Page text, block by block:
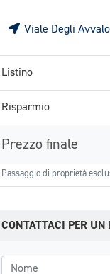
Viale Degli
Listino
Risparmio
Prezzo finale
Passaggio di proprietà
CONTATTACI PER UN
Nome